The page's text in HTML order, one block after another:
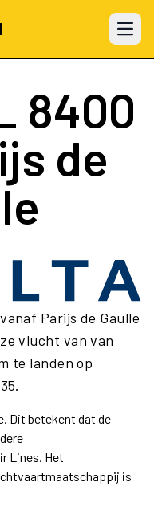
Open
8400
de
Parijs de Gaulle
vlucht van van
te landen op
Dit betekent dat de
Lines. Het
is